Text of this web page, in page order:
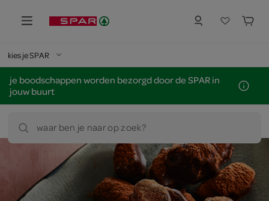
kies je SPAR
je boodschappen worden bezorgd door de SPAR in
jouw buurt
waar ben je naar op zoek?